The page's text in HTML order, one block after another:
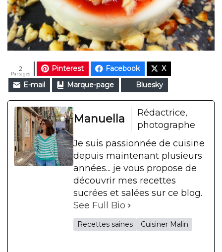
Pinterest Facebook
X
E-mail
Marque-page Bluesky
Partages
2
Manuella
Rédactrice,
photographe
Je suis passionnée de cuisine
depuis maintenant plusieurs
années... je vous propose de
découvrir mes recettes
sucrées et salées sur ce blog.
See Full Bio
Recettes saines Cuisiner Malin